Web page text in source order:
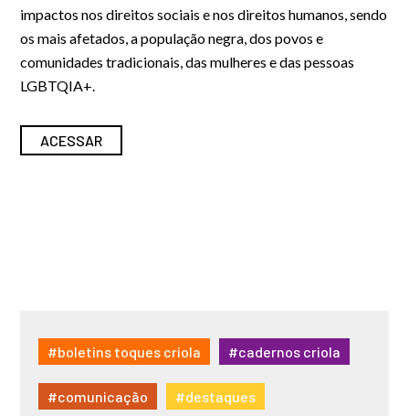
impactos nos direitos sociais e nos direitos humanos, sendo
os mais afetados, a população negra, dos povos e
comunidades tradicionais, das mulheres e das pessoas
LGBTQIA+.
ACESSAR
#boletins toques criola #cadernos criola
#comunicação #destaques